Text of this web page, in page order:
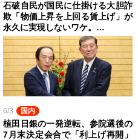
石破自民が国民に仕掛ける大胆詐
欺「物価上昇を上回る賃上げ」が
永久に実現しないワケ。…
6/3 国内
植田日銀の一発逆転、参院選後の
7月末決定会合で「利上げ再開」